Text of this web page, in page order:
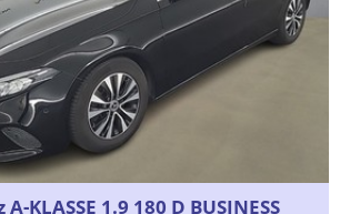
KLASSE 1.9 180 D BUSINESS